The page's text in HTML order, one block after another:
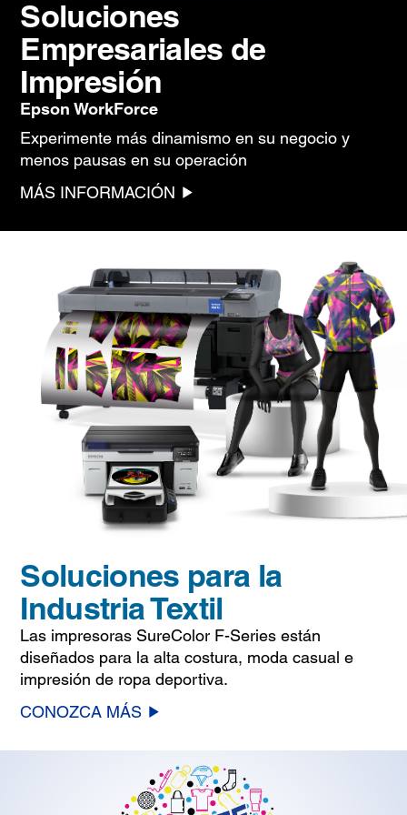
Soluciones
Empresariales de
Impresión
Epson WorkForce
Experimente más dinamismo en su negocio y
menos pausas en su operación
MÁS INFORMACIÓN
Soluciones para la
Industria Textil
Las impresoras SureColor F-Series están
diseñados para la alta costura, moda casual e
impresión de ropa deportiva.
CONOZCA MÁS